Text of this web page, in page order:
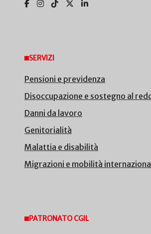
SERVIZI
Pensioni e previdenza
Disoccupazione e sostegno al
Danni da lavoro
Genitorialità
Malattia e disabilità
Migrazioni e mobilità
PATRONATO CGIL